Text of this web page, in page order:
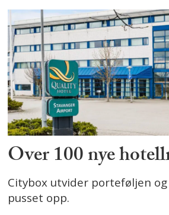
Over 100 nye
Citybox utvider porteføljen
pusset opp.